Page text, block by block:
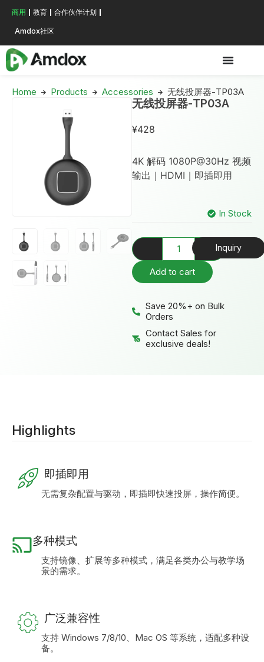
商用 教育 合作伙伴计划
Amdox社区
Home Products Accessories 无线投屏器-TP03A
无线投屏器-TP03A
¥428
4K 解码 1080P@30Hz 视频
输出｜HDMI｜即插即用
In Stock
Add to cart
Inquiry
Save 20%+ on Bulk
Orders
Contact Sales for
exclusive deals!
Highlights
即插即用
无需复杂配置与驱动，即插即快速投屏，操作简便。
多种模式
支持镜像、扩展等多种模式，满足各类办公与教学场
景的需求。
广泛兼容性
支持 Windows 7/8/10、Mac OS 等系统，适配多种设
备。